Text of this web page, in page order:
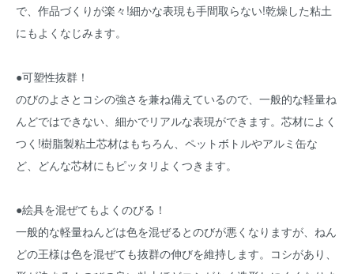
で、作品づくりが楽々!細かな表現も手間取らない!乾燥した粘土
にもよくなじみます。
●可塑性抜群！
のびのよさとコシの強さを兼ね備えているので、一般的な軽量ね
んどではできない、細かでリアルな表現ができます。芯材によく
つく!樹脂製粘土芯材はもちろん、ペットボトルやアルミ缶な
ど、どんな芯材にもピッタリよくつきます。
●絵具を混ぜてもよくのびる！
一般的な軽量ねんどは色を混ぜるとのびが悪くなりますが、ねん
どの王様は色を混ぜても抜群の伸びを維持します。コシがあり、